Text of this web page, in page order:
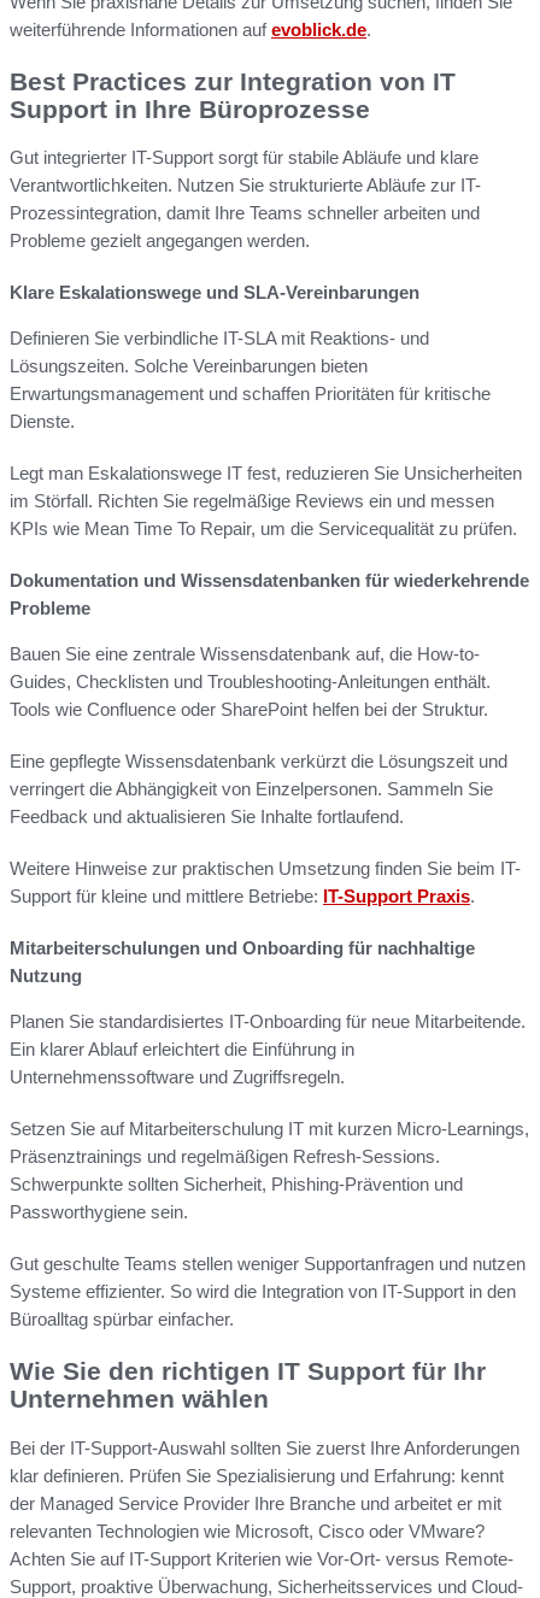
weiterführende Informationen aufevoblick.de.
Best Practices zur Integration von IT
Support in Ihre Büroprozesse
Gut integrierter IT-Support sorgt für stabile Abläufe und klare
Verantwortlichkeiten. Nutzen Sie strukturierte Abläufe zur IT-
Prozessintegration, damit Ihre Teams schneller arbeiten und
Probleme gezielt angegangen werden.
Klare Eskalationswege und SLA-Vereinbarungen
Definieren Sie verbindliche IT-SLA mit Reaktions- und
Lösungszeiten. Solche Vereinbarungen bieten
Erwartungsmanagement und schaffen Prioritäten für kritische
Dienste.
Legt man Eskalationswege IT fest, reduzieren Sie Unsicherheiten
im Störfall. Richten Sie regelmäßige Reviews ein und messen
KPIs wie Mean Time To Repair, um die Servicequalität zu prüfen.
Dokumentation und Wissensdatenbanken für wiederkehrende
Probleme
Bauen Sie eine zentrale Wissensdatenbank auf, die How-to-
Guides, Checklisten und Troubleshooting-Anleitungen enthält.
Tools wie Confluence oder SharePoint helfen bei der Struktur.
Eine gepflegte Wissensdatenbank verkürzt die Lösungszeit und
verringert die Abhängigkeit von Einzelpersonen. Sammeln Sie
Feedback und aktualisieren Sie Inhalte fortlaufend.
Weitere Hinweise zur praktischen Umsetzung finden Sie beim IT-
Support für kleine und mittlere Betriebe: IT-Support Praxis.
Mitarbeiterschulungen und Onboarding für nachhaltige
Nutzung
Planen Sie standardisiertes IT-Onboarding für neue Mitarbeitende.
Ein klarer Ablauf erleichtert die Einführung in
Unternehmenssoftware und Zugriffsregeln.
Setzen Sie auf Mitarbeiterschulung IT mit kurzen Micro-Learnings,
Präsenztrainings und regelmäßigen Refresh-Sessions.
Schwerpunkte sollten Sicherheit, Phishing-Prävention und
Passworthygiene sein.
Gut geschulte Teams stellen weniger Supportanfragen und nutzen
Systeme effizienter. So wird die Integration von IT-Support in den
Büroalltag spürbar einfacher.
Wie Sie den richtigen IT Support für Ihr
Unternehmen wählen
Bei der IT-Support-Auswahl sollten Sie zuerst Ihre Anforderungen
klar definieren. Prüfen Sie Spezialisierung und Erfahrung: kennt
der Managed Service Provider Ihre Branche und arbeitet er mit
relevanten Technologien wie Microsoft, Cisco oder VMware?
Achten Sie auf IT-Support Kriterien wie Vor-Ort- versus Remote-
Support, proaktive Überwachung, Sicherheitsservices und Cloud-